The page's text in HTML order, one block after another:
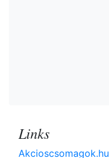
Links
Akcioscsomagok.hu